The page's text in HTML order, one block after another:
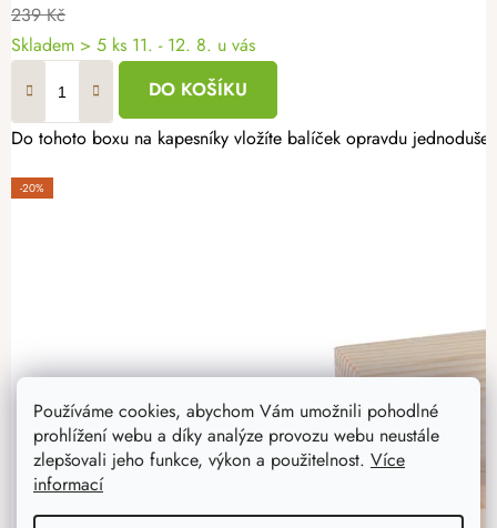
Používáme cookies, abychom Vám umožnili pohodlné
prohlížení webu a díky analýze provozu webu neustále
zlepšovali jeho funkce, výkon a použitelnost. Více
informací
239 Kč
Skladem > 5 ks 11. - 12. 8. u vás
DO KOŠÍKU
Do tohoto boxu na kapesníky vložíte balíček opravdu
-20%